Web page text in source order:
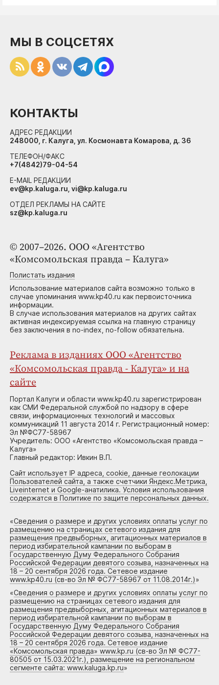
© 2007–2026. ООО «Агентство
«Комсомольская правда – Калуга»
Полистать издания
Использование материалов сайта возможно только в
случае упоминания www.kp40.ru как первоисточника
информации.
В случае использования материалов на других сайтах
активная индексируемая ссылка на главную страницу
без заключения в no-index, no-follow обязательна.
Реклама в изданиях ООО «Агентство
«Комсомольская правда - Калуга» и на
сайте
Портал Калуги и области www.kp40.ru зарегистрирован
как СМИ Федеральной службой по надзору в сфере
связи, информационных технологий и массовых
коммуникаций 11 августа 2014 г. Регистрационный номер:
Эл №ФС77-58967
Учредитель: ООО «Агентство «Комсомольская правда –
Калуга»
Главный редактор: Ивкин В.П.
Сайт использует IP адреса, cookie, данные геолокации
Пользователей сайта, а также счетчики Яндекс.Метрика,
Liveinternet и Google-анатилика. Условия использования
содержатся в Политике по защите персональных данных.
«Сведения о размере и других условиях оплаты услуг по
размещению на страницах сетевого издания для
размещения предвыборных, агитационных материалов в
период избирательной кампании по выборам в
Государственную Думу Федерального Собрания
Российской Федерации девятого созыва, назначенных на
18 – 20 сентября 2026 года. Сетевое издание
www.kp40.ru (св-во Эл № ФС77-58967 от 11.08.2014г.)»
«Сведения о размере и других условиях оплаты услуг по
размещению на страницах сетевого издания для
размещения предвыборных, агитационных материалов в
период избирательной кампании по выборам в
Государственную Думу Федерального Собрания
Российской Федерации девятого созыва, назначенных на
18 – 20 сентября 2026 года. Сетевое издание
«Комсомольская правда» www.kp.ru (св-во Эл № ФС77-
80505 от 15.03.2021г.), размещение на региональном
сегменте сайта: www.kaluga.kp.ru»
МЫ В СОЦСЕТЯХ
КОНТАКТЫ
АДРЕС РЕДАКЦИИ
248000, г. Калуга, ул. Космонавта Комарова, д. 36
ТЕЛЕФОН/ФАКС
+7(4842)79-04-54
E-MAIL РЕДАКЦИИ
ev@kp.kaluga.ru, vi@kp.kaluga.ru
ОТДЕЛ РЕКЛАМЫ НА САЙТЕ
sz@kp.kaluga.ru